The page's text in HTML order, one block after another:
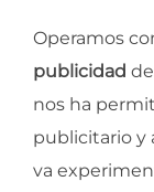
Operamos
publicidad
nos ha
publicitario y
va